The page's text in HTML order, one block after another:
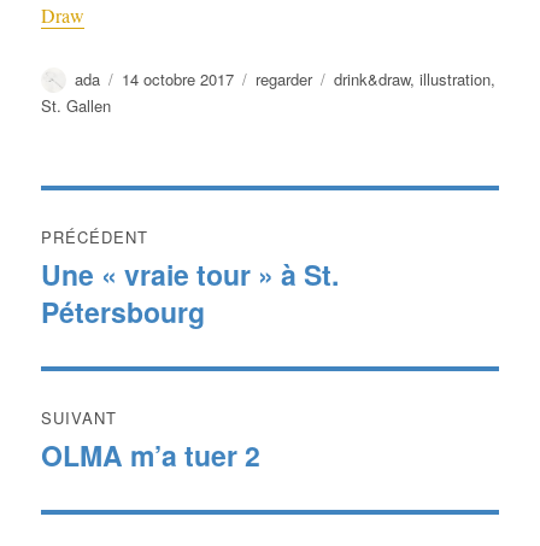
Draw
Auteur
ada
Publié
14 octobre 2017 Catégories
regarder Étiquettes
drink&draw,illustration,
St. Gallen
de
l’article
PRÉCÉDENT
Publication
précédente :
Une « vraie tour » à St.
Pétersbourg
SUIVANT
Publication
OLMA m’a tuer 2